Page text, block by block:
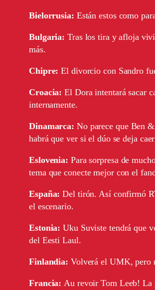
Bielorrusia: Están estos como
Bulgaria: Tras los tira y afloja
más.
Chipre:El divorcio con Sandro
Croacia:El Dora intentará sacar
internamente.
Dinamarca: No parece que Ben
habrá que ver si el dúo se deja
Eslovenia: Para sorpresa de
tema que conecte mejor con el
España:Del tirón. Así confirmó
el escenario.
Estonia:Uku Suviste tendrá que
del Eesti Laul.
Finlandia: Volverá el UMK, pero
Francia:Au revoir Tom Leeb! La